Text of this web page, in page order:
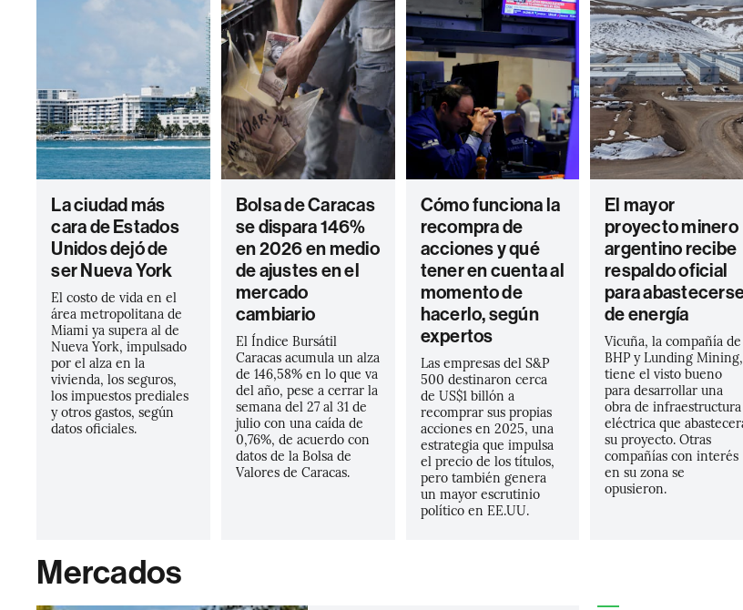
La ciudad más
cara de Estados
Unidos dejó de
ser Nueva York
El costo de vida en el
área metropolitana de
Miami ya supera al de
Nueva York, impulsado
por el alza en la
vivienda, los seguros,
los impuestos prediales
y otros gastos, según
datos oficiales.
Bolsa de Caracas
se dispara 146%
en 2026 en medio
de ajustes en el
mercado
cambiario
El Índice Bursátil
Caracas acumula un alza
de 146,58% en lo que va
del año, pese a cerrar la
semana del 27 al 31 de
julio con una caída de
0,76%, de acuerdo con
datos de la Bolsa de
Valores de Caracas.
Cómo funciona la
recompra de
acciones y qué
tener en cuenta al
momento de
hacerlo, según
expertos
Las empresas del S&P
500 destinaron cerca
de US$1 billón a
recomprar sus propias
acciones en 2025, una
estrategia que impulsa
el precio de los títulos,
pero también genera
un mayor escrutinio
político en EE.UU.
El mayor
proyecto minero
argentino recibe
respaldo oficial
para
de energía
Vicuña, la compañía de
BHP y Lunding Mining,
tiene el visto bueno
para desarrollar una
obra de infraestructura
eléctrica que
su proyecto. Otras
compañías con interés
en su zona se
opusieron.
Mercados